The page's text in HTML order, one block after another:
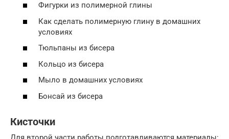
Фигурки из полимерной глины
Как сделать полимерную глину в домашних
условиях
Тюльпаны из бисера
Кольцо из бисера
Мыло в домашних условиях
Бонсай из бисера
Кисточки